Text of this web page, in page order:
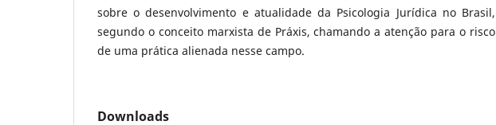
sobre o desenvolvimento e atualidade da Psicologia Jurídica no Brasil,
segundo o conceito marxista de Práxis, chamando a atenção para o risco
de uma prática alienada nesse campo.
Downloads